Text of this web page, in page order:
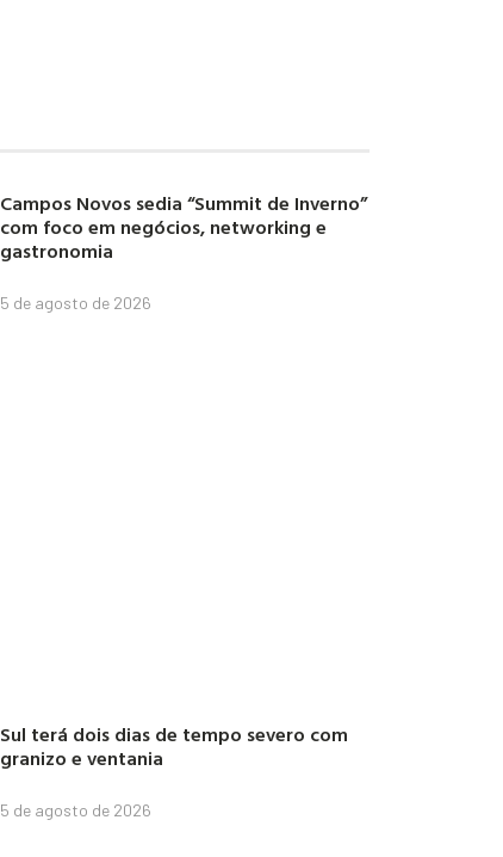
Campos Novos sedia “Summit de Inverno”
com foco em negócios, networking e
gastronomia
5 de agosto de 2026
Sul terá dois dias de tempo severo com
granizo e ventania
5 de agosto de 2026